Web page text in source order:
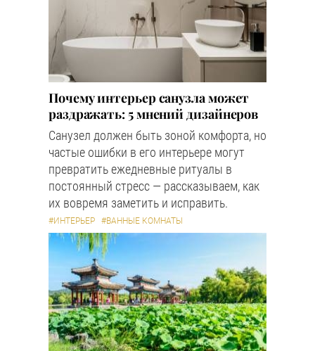
Почему интерьер санузла может
раздражать: 5 мнений дизайнеров
Санузел должен быть зоной комфорта, но
частые ошибки в его интерьере могут
превратить ежедневные ритуалы в
постоянный стресс — рассказываем, как
их вовремя заметить и исправить.
#ИНТЕРЬЕР #ВАННЫЕ КОМНАТЫ